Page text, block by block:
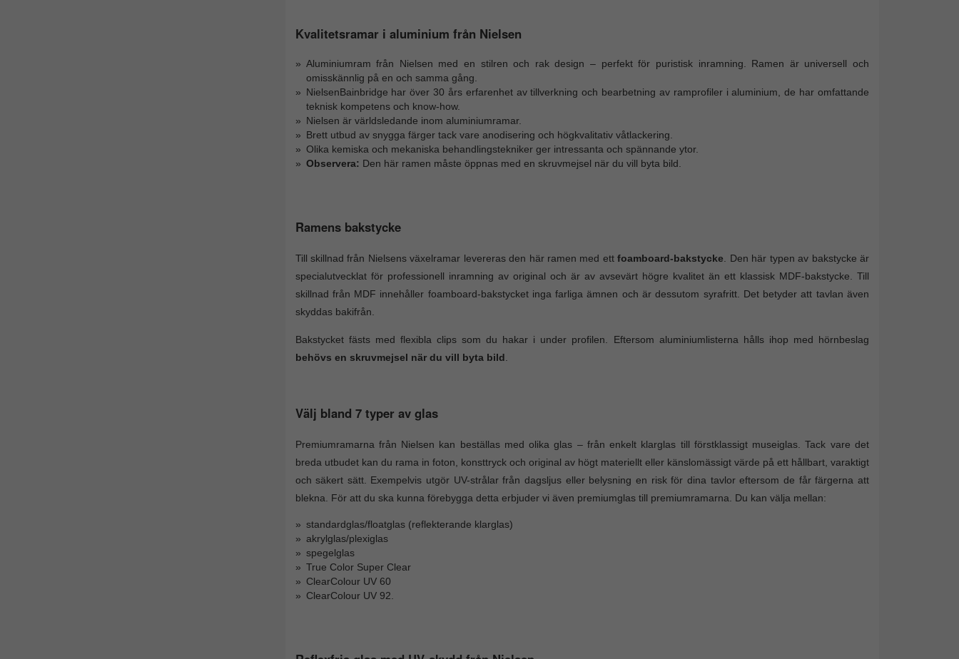
Kvalitetsramar i aluminium från Nielsen
Aluminiumram från Nielsen med en stilren och rak design – perfekt för puristisk inramning. Ramen är universell och
omisskännlig på en och samma gång.
NielsenBainbridge har över 30 års erfarenhet av tillverkning och bearbetning av ramprofiler i aluminium, de har omfattande
teknisk kompetens och know-how.
Nielsen är världsledande inom aluminiumramar.
Brett utbud av snygga färger tack vare anodisering och högkvalitativ våtlackering.
Olika kemiska och mekaniska behandlingstekniker ger intressanta och spännande ytor.
Observera: Den här ramen måste öppnas med en skruvmejsel när du vill byta bild.
Ramens bakstycke
Till skillnad från Nielsens växelramar levereras den här ramen med ettfoamboard-bakstycke . Den här typen av bakstycke är
specialutvecklat för professionell inramning av original och är av avsevärt högre kvalitet än ett klassisk MDF-bakstycke. Till
skillnad från MDF innehåller foamboard-bakstycket inga farliga ämnen och är dessutom syrafritt. Det betyder att tavlan även
skyddas bakifrån.
Bakstycket fästs med flexibla clips som du hakar i under profilen. Eftersom aluminiumlisterna hålls ihop med hörnbeslag
behövs en skruvmejsel när du vill byta bild
Välj bland 7 typer av glas
Premiumramarna från Nielsen kan beställas med olika glas – från enkelt klarglas till förstklassigt museiglas. Tack vare det
breda utbudet kan du rama in foton, konsttryck och original av högt materiellt eller känslomässigt värde på ett hållbart, varaktigt
och säkert sätt. Exempelvis utgör UV-strålar från dagsljus eller belysning en risk för dina tavlor eftersom de får färgerna att
blekna. För att du ska kunna förebygga detta erbjuder vi även premiumglas till premiumramarna. Du kan välja mellan:
standardglas/floatglas (reflekterande klarglas)
akrylglas/plexiglas
spegelglas
True Color Super Clear
ClearColour UV 60
ClearColour UV 92.